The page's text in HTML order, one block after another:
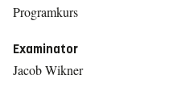
Programkurs
Examinator
Jacob Wikner